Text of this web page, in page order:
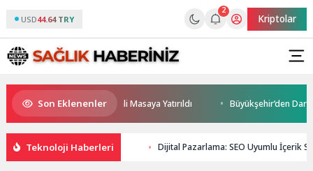
USD44.64 TRY
2
Kriptolar
Son Eklenenler
ve Yatırım Potansiyeli Masaya Yatırıldı Büyükşehir’den
Teknoloji Haberleri Dijital Pazarlama: SEO Uyumlu İçerik